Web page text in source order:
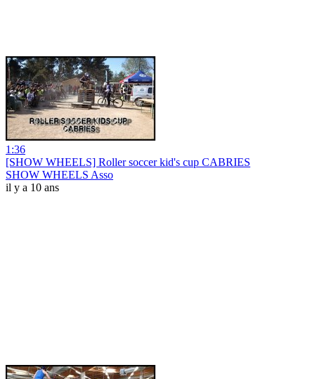
1:36
[SHOW WHEELS] Roller soccer kid's cup CABRIES
SHOW WHEELS Asso
il y a 10 ans